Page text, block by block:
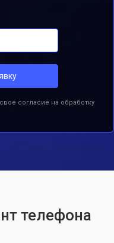
согласие на обработку
телефона